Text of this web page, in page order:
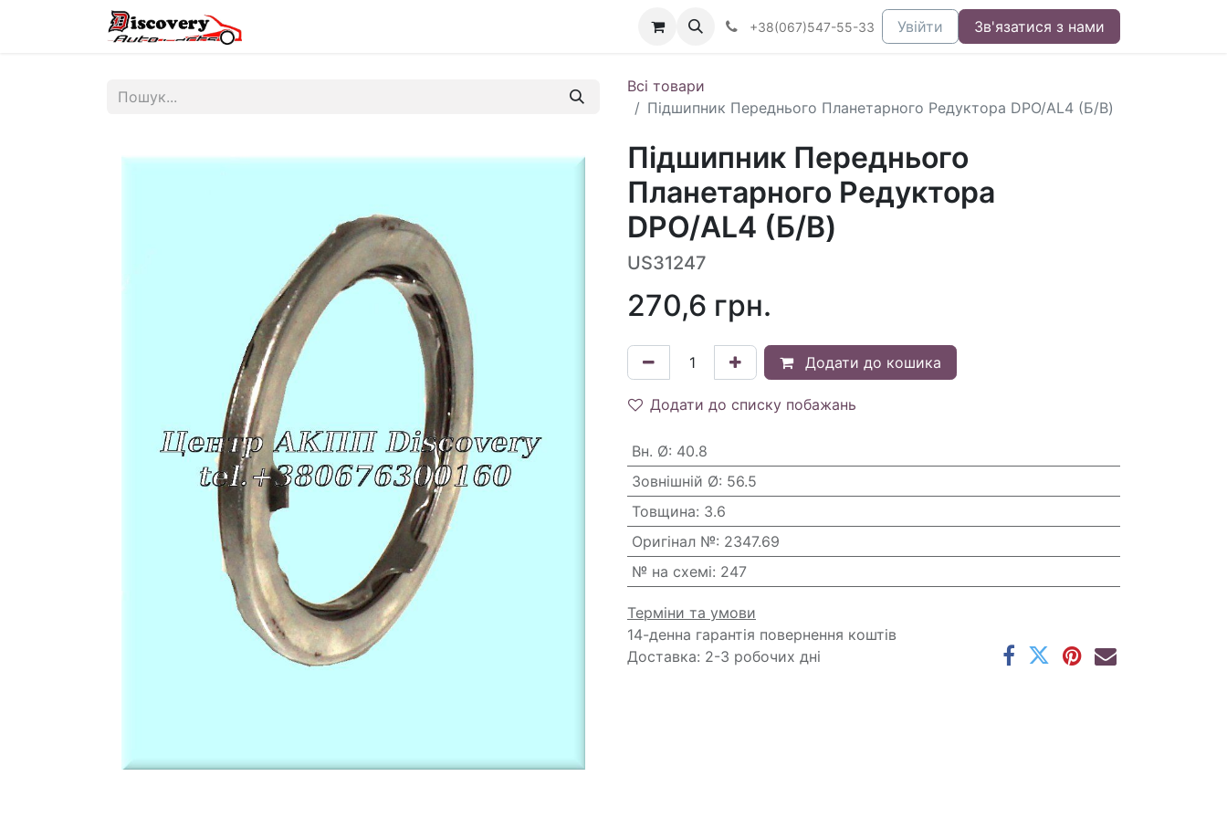
+38(067)547-55-33 Увійти Зв'язатися з нами
Всі товари
Підшипник Переднього Планетарного Редуктора DPO/AL4 (Б/В)
Підшипник Переднього
Планетарного Редуктора
DPO/AL4 (Б/В)
US31247
270,6 грн.
Додати до кошика
Додати до списку побажань
Вн. Ø: 40.8
Зовнішній Ø: 56.5
Товщина: 3.6
Оригінал №: 2347.69
№ на схемі: 247
Терміни та умови
14-денна гарантія повернення коштів
Доставка: 2-3 робочих дні